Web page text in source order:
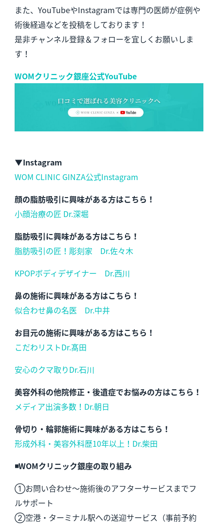
また、YouTubeやInstagramでは専門の医師が症例や
術後経過などを投稿をしております！
是非チャンネル登録＆フォローを宜しくお願いしま
す！
WOMクリニック銀座公式YouTube
▼Instagram
WOM CLINIC GINZA公式Instagram
顔の脂肪吸引に興味がある方はこちら！
小顔治療の匠 Dr.深堀
脂肪吸引に興味がある方はこちら！
脂肪吸引の匠！彫刻家 Dr.佐々木
KPOPボディデザイナー Dr.西川
鼻の施術に興味がある方はこちら！
似合わせ鼻の名医 Dr.中井
お目元の施術に興味がある方はこちら！
こだわリストDr.髙田
安心のクマ取りDr.石川
美容外科の他院修正・後遺症でお悩みの方はこちら！
メディア出演多数！Dr.朝日
骨切り・輪郭施術に興味がある方はこちら！
形成外科・美容外科歴10年以上！Dr.柴田
◾️WOMクリニック銀座の取り組み
①お問い合わせ～施術後のアフターサービスまでフ
ルサポート
②空港・ターミナル駅への送迎サービス（事前予約